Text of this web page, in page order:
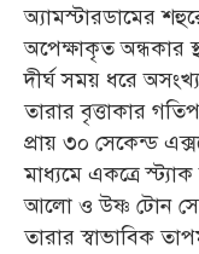
অ্যামস্টারডামের
অপেক্ষাকৃত অন্ধকার
দীর্ঘ সময় ধরে
তারার বৃত্তাকার
প্রায় ৩০ সেকেন্ড
মাধ্যমে একত্রে
আলো ও উষ্ণ টোন
তারার স্বাভাবিক